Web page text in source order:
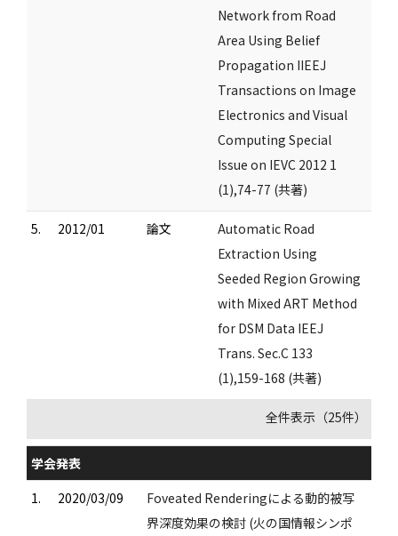
Network from Road
Area Using Belief
Propagation IIEEJ
Transactions on Image
Electronics and Visual
Computing Special
Issue on IEVC 2012 1
(1),74-77 (共著)
5. 2012/01 論文
Automatic Road
Extraction Using
Seeded Region Growing
with Mixed ART Method
for DSM Data IEEJ
Trans. Sec.C 133
(1),159-168 (共著)
全件表示（25件）
学会発表
1.
2020/03/09
Foveated Renderingによる動的被写
界深度効果の検討 (火の国情報シンポ